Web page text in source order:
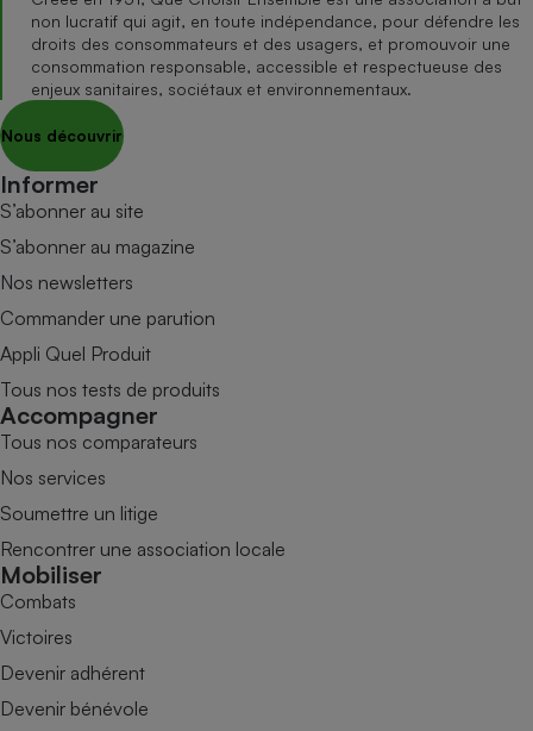
non lucratif qui agit, en toute indépendance, pour défendre les
droits des consommateurs et des usagers, et promouvoir une
consommation responsable, accessible et respectueuse des
enjeux sanitaires, sociétaux et environnementaux.
Nous découvrir
Informer
S’abonner au site
S’abonner au magazine
Nos newsletters
Commander une parution
Appli Quel Produit
Tous nos tests de produits
Accompagner
Tous nos comparateurs
Nos services
Soumettre un litige
Rencontrer une association locale
Mobiliser
Combats
Victoires
Devenir adhérent
Devenir bénévole